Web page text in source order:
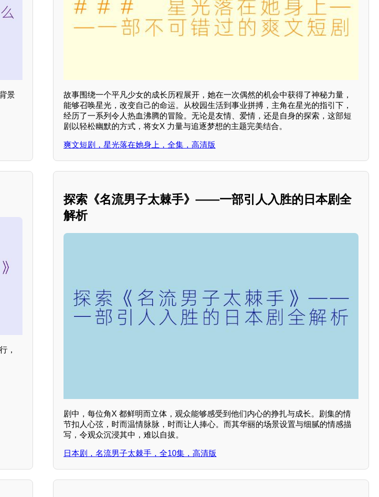
景
故事围绕一个平凡少女的成长历程展开，她在一次偶然的机会中获得了神秘力量，
能够召唤星光，改变自己的命运。从校园生活到事业拼搏，主角在星光的指引下，
经历了一系列令人热血沸腾的冒险。无论是友情、爱情，还是自身的探索，这部短
剧以轻松幽默的方式，将女X 力量与追逐梦想的主题完美结合。
爽文短剧，星光落在她身上，全集，高清版
，
探索《名流男子太棘手》——一部引人入胜的日本剧全
解析
剧中，每位角X 都鲜明而立体，观众能够感受到他们内心的挣扎与成长。剧集的情
节扣人心弦，时而温情脉脉，时而让人捧心。而其华丽的场景设置与细腻的情感描
写，令观众沉浸其中，难以自拔。
日本剧，名流男子太棘手，全10集，高清版